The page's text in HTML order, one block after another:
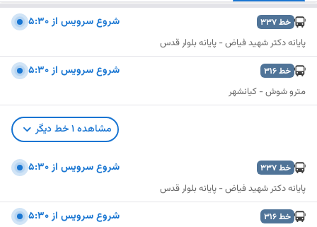
خط337 شروع سرويس از 5:30
پایانه دکتر شهید فیاض - پایانه بلوار قدس
خط316 شروع سرويس از 5:30
مترو شوش - کیانشهر
مشاهده1خط دیگر
خط337 شروع سرويس از 5:30
پایانه دکتر شهید فیاض - پایانه بلوار قدس
خط316 شروع سرويس از 5:30